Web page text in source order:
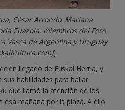
César Arrondo, Mariana
Zuazola, miembros del Foro
Vasca de Argentina y Uruguay
]
llegado de Euskal Herria, y
sus habilidades para bailar
que llamó la atención de los
esa mañana por la plaza. A ello